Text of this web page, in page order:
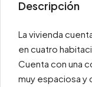
Descripción
La vivienda
en cuatro
Cuenta con una
muy espaciosa y